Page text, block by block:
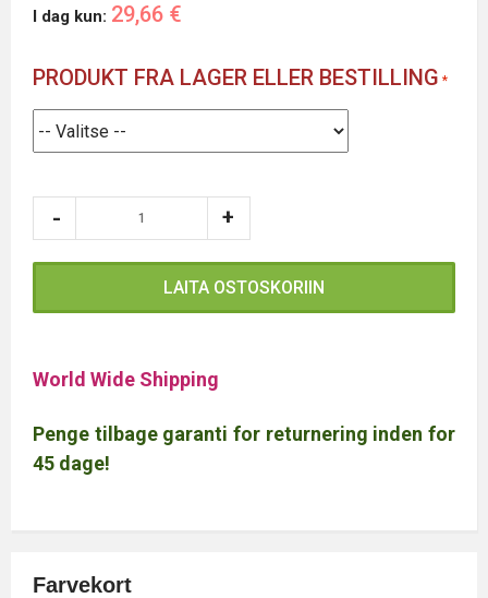
I dag kun: 29,66 €
PRODUKT FRA LAGER ELLER BESTILLING
LAITA OSTOSKORIIN
World Wide Shipping
Penge tilbage garanti for returnering inden for
45 dage!
Farvekort